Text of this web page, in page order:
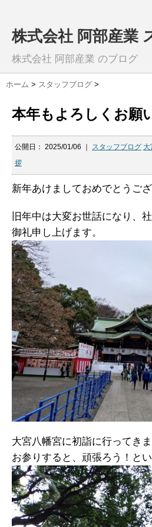
株式会社 阿部産業
株式会社 阿部産業 のブログ
ホーム > スタッフブログ >
本年もよろしくお願
公開日： 2025/01/06 スタッフブログ
拶
新年あけましておめでとうござ
旧年中は大変お世話になり、
御礼申し上げます。
大宮八幡宮に初詣に行ってきま
お参りすると、頑張ろう！と